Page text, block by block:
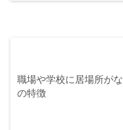
職場や学校に居場所が
の特徴